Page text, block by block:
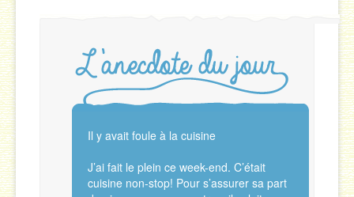
Il y avait foule à la cuisine
J’ai fait le plein ce week-end. C’était
cuisine non-stop! Pour s’assurer sa part